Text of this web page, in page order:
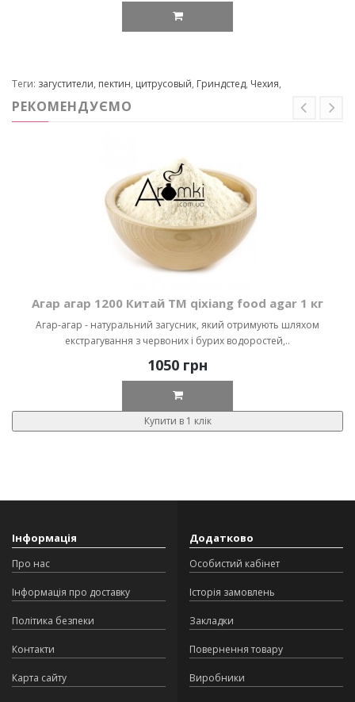
Теги: загустители, пектин, цитрусовый, Гриндстед, Чехия,
РЕКОМЕНДУЄМО
Агар агар 1200 Китай ТМ qixiang food agar 1 кг
Агар-агар - натуральний загусник, який отримують шляхом
екстрагування з червоних і бурих водоростей,..
1050 грн
Купити в 1 клік
Інформація
Про нас
Інформація про доставку
Політика безпеки
Контакти
Карта сайту
Додатково
Особистий кабінет
Історія замовлень
Закладки
Повернення товару
Виробники